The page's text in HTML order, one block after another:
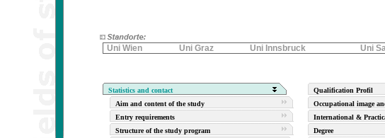
Uni Wien Uni Graz Uni Innsbruck Uni
Statistics and contact
Aim and content of the study
Entry requirements
Structure of the study program
Qualification Profil
Occupational image
International &
Degree